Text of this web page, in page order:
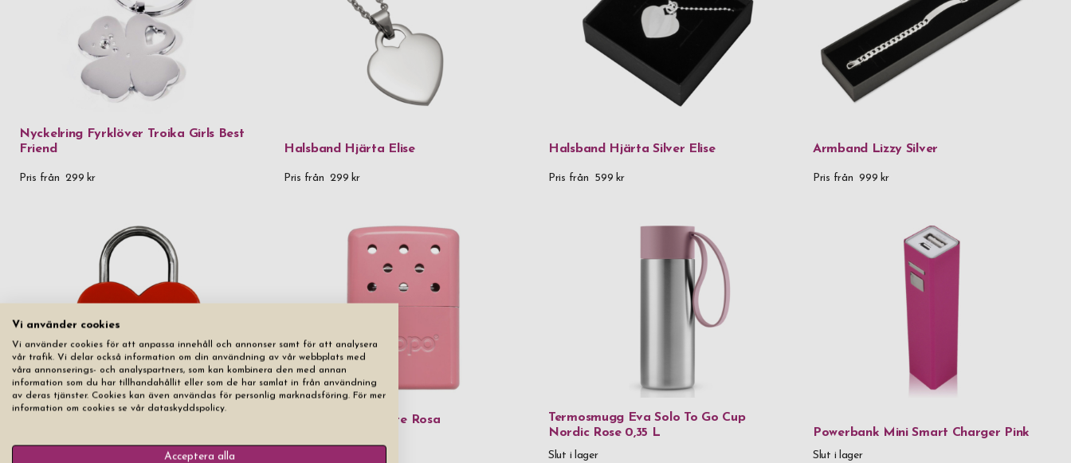
Metall
Metall & kristaller
Munblåst glas
Mässing
Rostfritt stål & kristaller
Rostfritt stål & trä
Veganskt läder
Vinglas
Nyckelring Fyrklöver Troika Girls Best
Friend
Pris från 299 kr
Halsband Hjärta Elise
Pris från 299 kr
Halsband Hjärta Silver Elise
Pris från 599 kr
Armband Lizzy Silver
Pris från 999 kr
Pris från 299 kr
Zippo Handvärmare Rosa
Pris från 399 kr
Termosmugg Eva Solo To Go Cup
Nordic Rose 0,35 L
Slut i lager
Powerbank Mini Smart Charger Pink
Slut i lager
Vi använder cookies
Vi använder cookies för att anpassa innehåll och annonser samt för att analysera
vår trafik. Vi delar också information om din användning av vår webbplats med
våra annonserings- och analyspartners, som kan kombinera den med annan
information som du har tillhandahållit eller som de har samlat in från användning
av deras tjänster. Cookies kan även användas för personlig marknadsföring. För mer
information om cookies se vår dataskyddspolicy.
Acceptera alla